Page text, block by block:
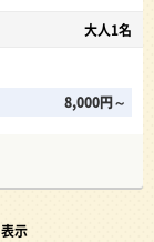
大人1名
8,000円～
示